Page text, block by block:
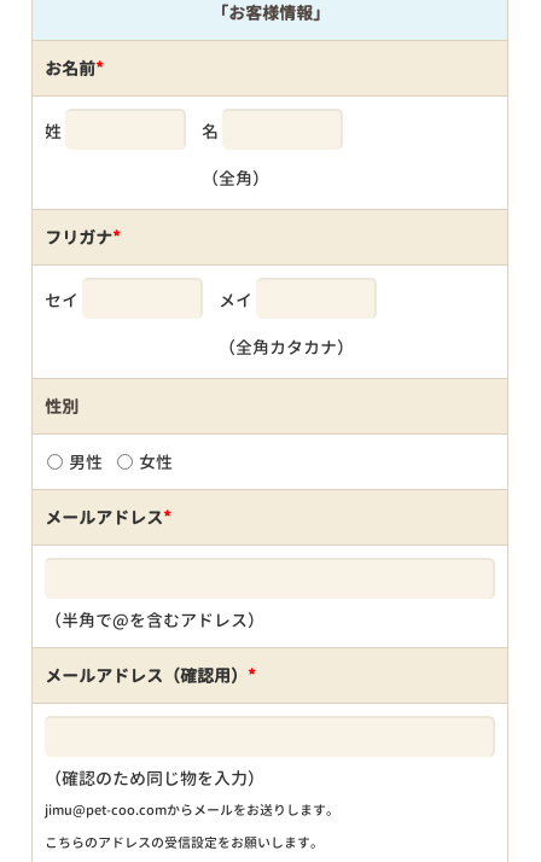
「お客様情報」
お名前*
姓 名
（全角）
フリガナ*
セイ メイ
（全角カタカナ）
性別
男性 女性
メールアドレス*
（半角で@を含むアドレス）
メールアドレス（確認用） *
（確認のため同じ物を入力）
jimu@pet-coo.comからメールをお送りします。
こちらのアドレスの受信設定をお願いします。